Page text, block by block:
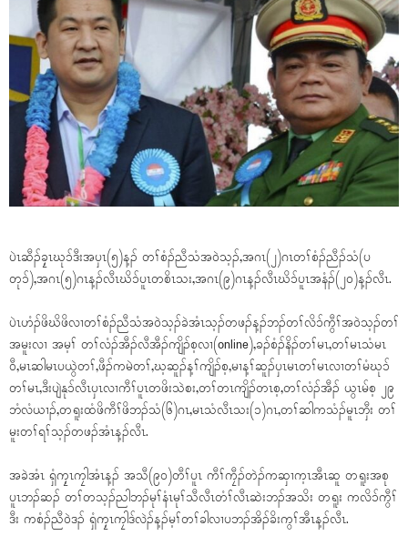
ပဲၤဆီၣ်ခၠ့ၤဃုၥ်ဒီးအပှၤ(၅)န့ၣ် တၢ်စံၣ်ညီသံအဝဲသ့ၣ်,အဂၤ(၂)ဂၤတၢ်စံၣ်ညီၣ်သံ(ပ
တုၥ်),အဂၤ(၅)ဂၤန့ၣ်လီၤဃိၥ်ပူၤတစိၤသး,အဂၤ(၉)ဂၤန့ၣ်လီၤဃိၥ်ပူၤအနံၣ်(၂၀)န့ၣ်လီၤ.
ပဲၤဟံၣ်ဖိဃိဖိလၢတၢ်စံၣ်ညီသံအဝဲသ့ၣ်ခဲအံၤသ့ၣ်တဖၣ်န့ၣ်ဘၣ်တၢ်လိၥ်ကွီၢ်အဝဲသ့ၣ်တၢ်
အမူးလၢ အမ့ၢ် တၢ်လံၣ်အီၣ်လီအီၣ်ကျိၣ်စ့လၢ(online),ခၣ်စံၣ်နိၣ်တၢ်မၤ,တၢ်မၤသံမၤ
ဝီ,မၤဆါမၤပယွဲတၢ်,ဖီၣ်ကမဲတၢ်,ဃ့ဆူၣ်န့ၢ်ကျိၣ်စ့,မၢန့ၢ်ဆူၣ်ပှၤမၤတၢ်မၤလၢတၢ်မံဃုၥ်
တၢ်မၤ,ဒီးပျဲနုၥ်လီၤပှၤလၢကီၢ်ပူၤတဖိးသဲစး,တၢ်တၤကျိၣ်တၤစ့,တၢ်လံၣ်အီၣ် ယွၤမ်စ့ ၂၉
ဘံလံယၢၣ်,တရူးထံဖိကီၢ်ဖိဘၣ်သံ(၆)ဂၤ,မၤသံလီၤသး(၁)ဂၤ,တၢ်ဆါကသံၣ်မူၤဘှီး တၢ်
မူးတၢ်ရၢ်သ့ၣ်တဖၣ်အံၤန့ၣ်လီၤ.
အခဲအံၤ ရှံကၠ့ၤကၠါအံၤန့ၣ် အသီ(၉၀)တီၢ်ပူၤ ကီၢ်ကၠီၣ်တဲၣ်ကဆှၢက့ၤအီၤဆူ တရူးအစု
ပူၤဘၣ်ဆၣ် တၢ်တသ့ၣ်ညါဘၣ်မုၢ်နံၤမုၢ်သီလီၤတံၢ်လီၤဆဲးဘၣ်အသိး တရူး ကလိၥ်ကွီၢ်
ဒီး ကစံၣ်ညီဝဲဒၣ် ရှံကၠ့ၤကၠါဒ်လဲၣ်န့ၣ်မ့ၢ်တၢ်ခါလၢပဘၣ်အိၣ်ခိးကွၢ်အီၤန့ၣ်လီၤ.